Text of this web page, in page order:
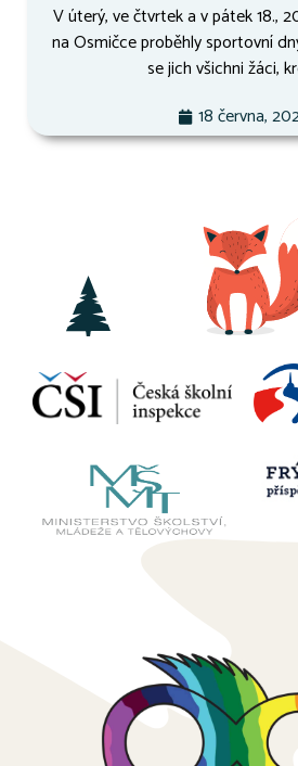
V úterý, ve čtvrtek a v pátek 18.,
na Osmičce proběhly sportovní
se jich všichni žáci,
18 června,